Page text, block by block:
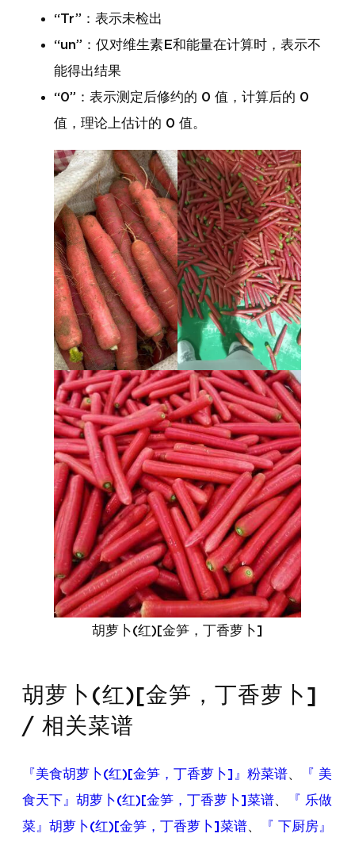
“Tr”：表示未检出
“un”：仅对维生素E和能量在计算时，表示不
能得出结果
“0”：表示测定后修约的 0 值，计算后的 0
值，理论上估计的 0 值。
胡萝卜(红)[金笋，丁香萝卜]
胡萝卜(红)[金笋，丁香萝卜]
/ 相关菜谱
『美食胡萝卜(红)[金笋，丁香萝卜]』粉菜谱、
『 美
食天下』胡萝卜(红)[金笋，丁香萝卜]菜谱、
『 乐做
菜』胡萝卜(红)[金笋，丁香萝卜]菜谱、
『 下厨房』